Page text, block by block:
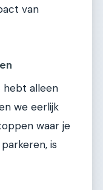
van
hebt alleen
we eerlijk
waar je
is